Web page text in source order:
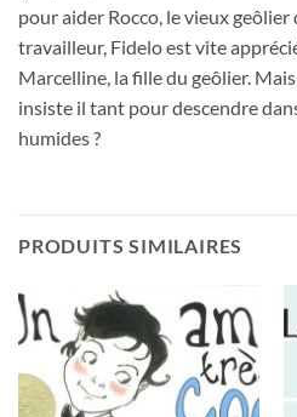
pour aider Rocco, le vieux
travailleur, Fidelo est vite
Marcelline, la fille du geôlier.
insiste il tant pour descendre
humides ?
PRODUITS SIMILAIRES